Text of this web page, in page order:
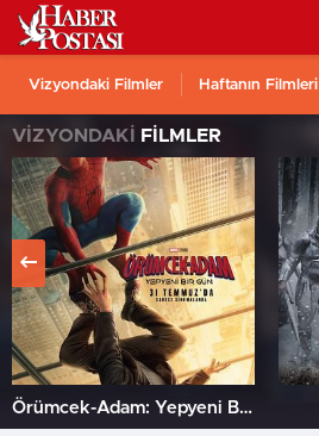
Vizyondaki Filmler Haftanın Filmleri
VİZYONDAKİ FİLMLER
Örümcek-Adam: Yepyeni Bir Gün